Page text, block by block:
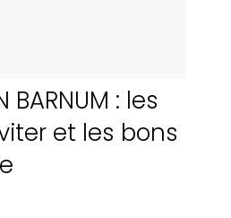
BARNUM : les
et les bons